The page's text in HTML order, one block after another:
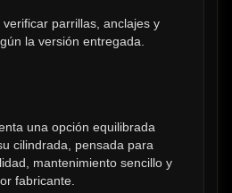
verificar parrillas, anclajes y
la versión entregada.
una opción equilibrada
cilindrada, pensada para
mantenimiento sencillo y
fabricante.